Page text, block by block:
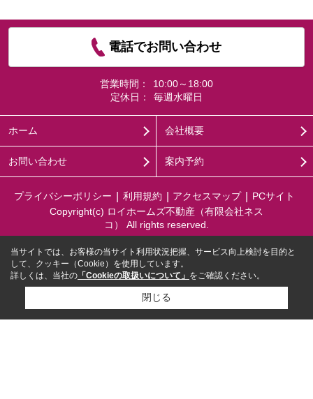
電話でお問い合わせ
営業時間：
10:00～18:00
定休日：
毎週水曜日
ホーム 会社概要
お問い合わせ 案内予約
プライバシーポリシー 利用規約 アクセスマップ
PCサイト
Copyright(c) ロイホームズ不動産（有限会社ネス
コ） All rights reserved.
当サイトでは、お客様の当サイト利用状況把握、サービス向上検討を目的と
して、クッキー（Cookie）を使用しています。
詳しくは、当社の 「Cookieの取扱いについて」 をご確認ください。
閉じる